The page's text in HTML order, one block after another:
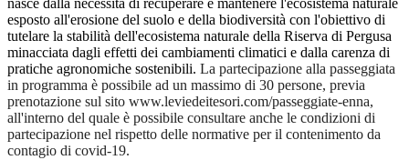
nasce dalla necessità di recuperare e mantenere l'ecosistema naturale
esposto all'erosione del suolo e della biodiversità con l'obiettivo di
tutelare la stabilità dell'ecosistema naturale della Riserva di Pergusa
minacciata dagli effetti dei cambiamenti climatici e dalla carenza di
pratiche agronomiche sostenibili. La partecipazione alla passeggiata
in programma è possibile ad un massimo di 30 persone, previa
prenotazione sul sito www.leviedeitesori.com/passeggiate-enna,
all'interno del quale è possibile consultare anche le condizioni di
partecipazione nel rispetto delle normative per il contenimento da
contagio di covid-19.